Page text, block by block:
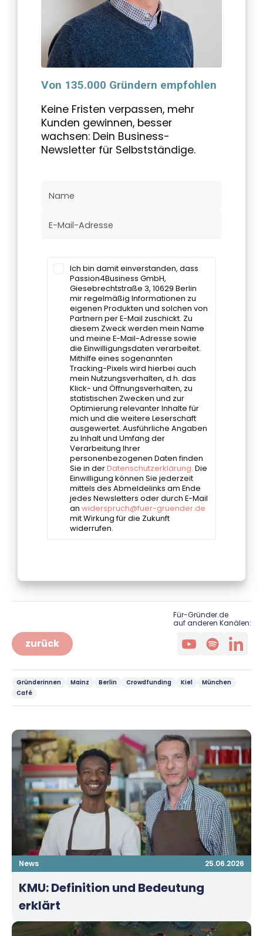
zurück
Für-Gründer.de
auf anderen Kanälen:
Gründerinnen Mainz Berlin Crowdfunding Kiel
München
Café
25.06.2026
News
KMU: Definition und Bedeutung
erklärt